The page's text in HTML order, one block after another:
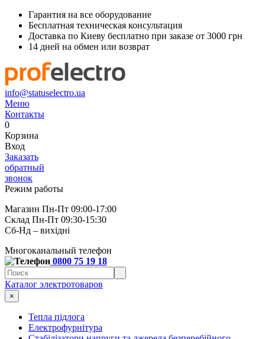
Гарантия на все оборудование
Бесплатная техническая консультация
Доставка по Киеву бесплатно при заказе от 3000 грн
14 дней на обмен или возврат
info@statuselectro.ua
Меню
Контакты
0
Корзина
Вход
Заказать
обратный
звонок
Режим работы
Магазин Пн-Пт 09:00-17:00
Склад Пн-Пт 09:30-15:30
Сб-Нд – вихідні
Многоканальный телефон
0800 75 19 18
Каталог электротоваров
×
Тепла підлога
Електрофурнітура